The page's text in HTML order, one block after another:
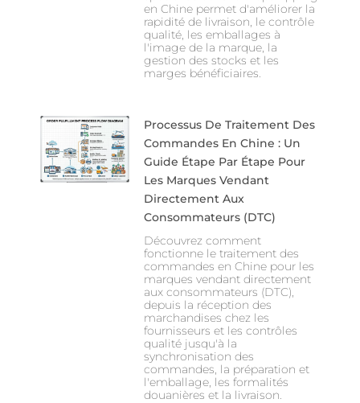
en Chine permet d'améliorer la
rapidité de livraison, le contrôle
qualité, les emballages à
l'image de la marque, la
gestion des stocks et les
marges bénéficiaires.
Processus De Traitement Des
Commandes En Chine : Un
Guide Étape Par Étape Pour
Les Marques Vendant
Directement Aux
Consommateurs (DTC)
Découvrez comment
fonctionne le traitement des
commandes en Chine pour les
marques vendant directement
aux consommateurs (DTC),
depuis la réception des
marchandises chez les
fournisseurs et les contrôles
qualité jusqu'à la
synchronisation des
commandes, la préparation et
l'emballage, les formalités
douanières et la livraison.